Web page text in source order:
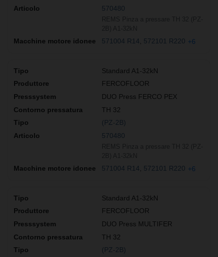
570480
571004 R14 572101 R220 +6
Standard A1-32kN
FERCOFLOOR
DUO Press FERCO PEX
TH 32
(PZ-2B)
570480
571004 R14 572101 R220 +6
Standard A1-32kN
FERCOFLOOR
DUO Press MULTIFER
TH 32
(PZ-2B)